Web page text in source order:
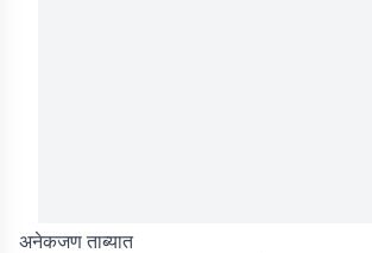
अनेकजण ताब्यात